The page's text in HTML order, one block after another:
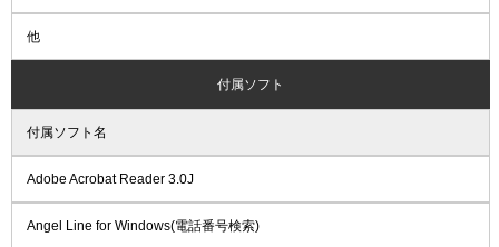
他
付属ソフト
付属ソフト名
Adobe Acrobat Reader 3.0J
Angel Line for Windows(電話番号検索)